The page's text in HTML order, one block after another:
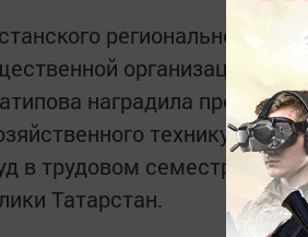
регионального
организации
наградила
техникума и
в трудовом семестре 2025
Татарстан.